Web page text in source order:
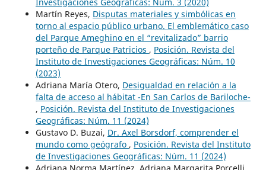
Martín Reyes, Disputas materiales y simbólicas en
torno al espacio público urbano. El emblemático caso
del Parque Ameghino en el “revitalizado” barrio
porteño de Parque Patricios , Posición. Revista del
Instituto de Investigaciones Geográficas: Núm. 10
(2023)
Adriana María Otero, Desigualdad en relación a la
falta de acceso al hábitat -En San Carlos de Bariloche-
, Posición. Revista del Instituto de Investigaciones
Geográficas: Núm. 11 (2024)
Gustavo D. Buzai, Dr. Axel Borsdorf, comprender el
mundo como geógrafo , Posición. Revista del Instituto
de Investigaciones Geográficas: Núm. 11 (2024)